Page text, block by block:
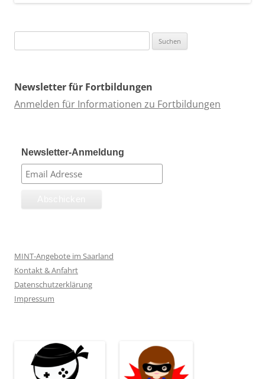
nach:
Newsletter für Fortbildungen
Anmelden für Informationen zu Fortbildungen
Newsletter-Anmeldung
MINT-Angebote im Saarland
Kontakt & Anfahrt
Datenschutzerklärung
Impressum